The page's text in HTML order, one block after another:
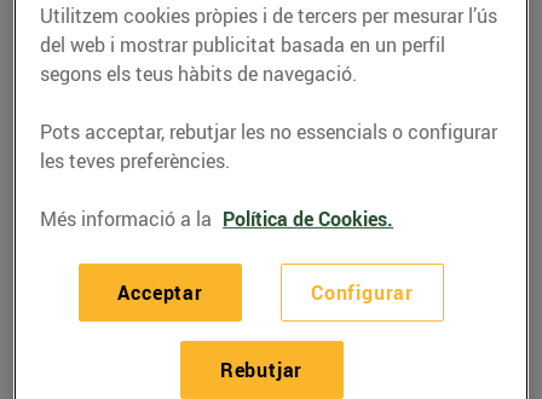
RECEPTES
Xató del Vendrell
Utilitzem cookies pròpies i de tercers per mesurar l’ús
del web i mostrar publicitat basada en un perfil
segons els teus hàbits de navegació.
Pots acceptar, rebutjar les no essencials o configurar
les teves preferències.
Més informació a la Política de Cookies.
Configurar
Rebutjar
Acceptar